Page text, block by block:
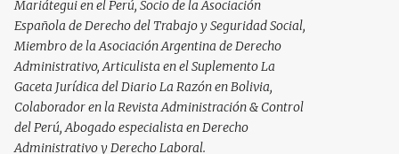
Mariátegui en el Perú, Socio de la Asociación
Española de Derecho del Trabajo y Seguridad Social,
Miembro de la Asociación Argentina de Derecho
Administrativo, Articulista en el Suplemento La
Gaceta Jurídica del Diario La Razón en Bolivia,
Colaborador en la Revista Administración & Control
del Perú, Abogado especialista en Derecho
Administrativo y Derecho Laboral.